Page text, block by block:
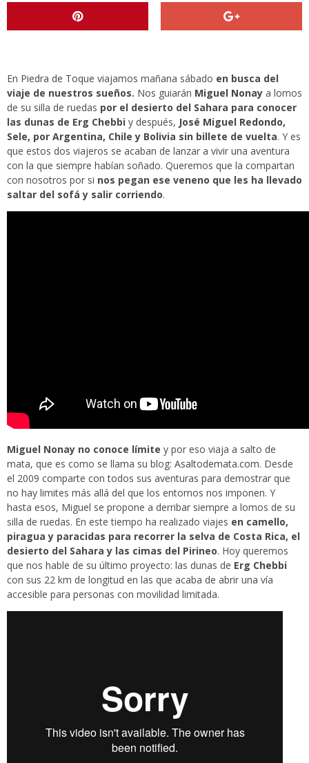
En Piedra de Toque viajamos mañana sábado en busca del
viaje de nuestros sueños. Nos guiarán Miguel Nonay a lomos
de su silla de ruedas por el desierto del Sahara para conocer
las dunas de Erg Chebbi y después, José Miguel Redondo,
Sele, por Argentina, Chile y Bolivia sin billete de vuelta. Y es
que estos dos viajeros se acaban de lanzar a vivir una aventura
con la que siempre habían soñado. Queremos que la compartan
con nosotros por si nos pegan ese veneno que les ha llevado
saltar del sofá y salir corriendo.
Miguel Nonay no conoce límite y por eso viaja a salto de
mata, que es como se llama su blog: Asaltodemata.com. Desde
el 2009 comparte con todos sus aventuras para demostrar que
no hay limites más allá del que los entornos nos imponen. Y
hasta esos, Miguel se propone a derribar siempre a lomos de su
silla de ruedas. En este tiempo ha realizado viajes en camello,
piragua y paracidas para recorrer la selva de Costa Rica, el
desierto del Sahara y las cimas del Pirineo. Hoy queremos
que nos hable de su último proyecto: las dunas de Erg Chebbi
con sus 22 km de longitud en las que acaba de abrir una vía
accesible para personas con movilidad limitada.